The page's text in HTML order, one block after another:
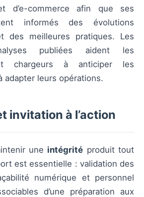
d’e-commerce afin que ses
informés des évolutions
des meilleures pratiques. Les
publiées aident les
chargeurs à anticiper les
adapter leurs opérations.
invitation à l’action
une intégrité produit tout
est essentielle : validation des
numérique et personnel
d’une préparation aux